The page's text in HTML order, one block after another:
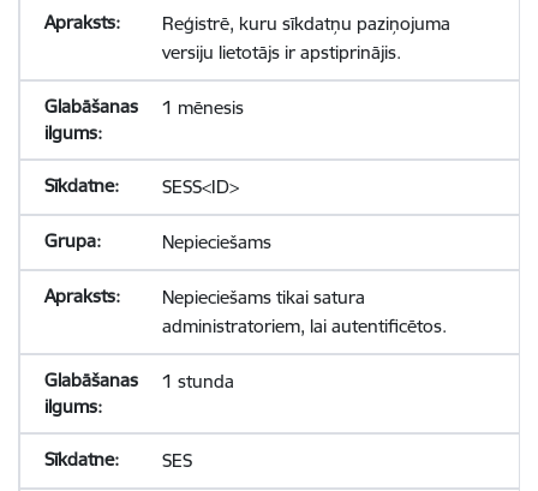
Reģistrē, kuru sīkdatņu paziņojuma
versiju lietotājs ir apstiprinājis.
1 mēnesis
SESS<ID>
Nepieciešams
Nepieciešams tikai satura
administratoriem, lai autentificētos.
1 stunda
SES